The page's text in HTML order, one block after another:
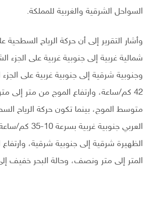
السواحل الشرقية والغربية للمملكة.
وأشار التقرير إلى أن حركة الرياح السطحية
شمالية غربية إلى جنوبية غربية على الجزء
42 كم/ساعة، وارتفاع الموج من متر إلى
متوسط الموج، بينما تكون حركة الرياح
العربي جنوبية
الظهيرة شرقية إلى جنوبية شرقية،
المتر إلى متر ونصف، وحالة البحر خفيف